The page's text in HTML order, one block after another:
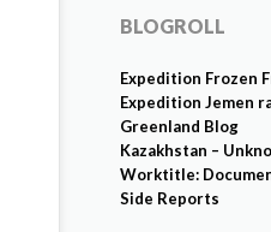
BLOGROLL
Expedition Frozen
Expedition Jemen
Greenland Blog
Kazakhstan –
Worktitle:
Side Reports